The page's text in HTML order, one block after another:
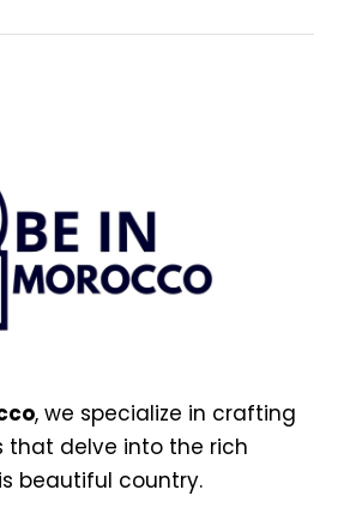
, we specialize in crafting
that delve into the rich
beautiful country.